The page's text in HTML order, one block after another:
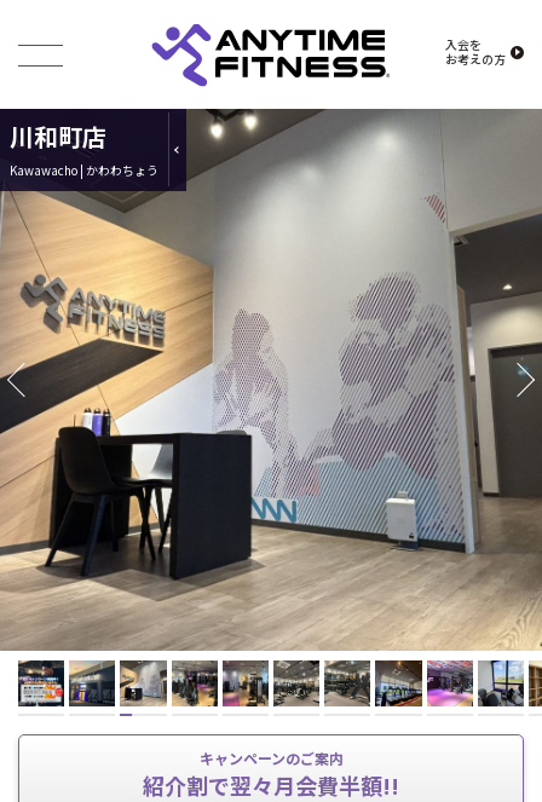
入会を
お考えの方
川和町店
Kawawacho | かわわちょう
キャンペーンのご案内
紹介割で翌々月会費半額!!